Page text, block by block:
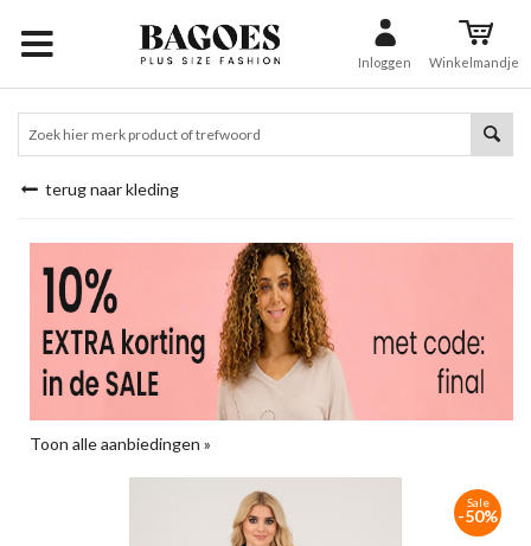
Inloggen Winkelmandje
terug naar kleding
Toon alle aanbiedingen »
Sale
-50%